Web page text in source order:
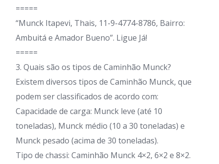
=====
“Munck Itapevi, Thais, 11-9-4774-8786, Bairro:
Ambuitá e Amador Bueno”. Ligue Já!
=====
3. Quais são os tipos de Caminhão Munck?
Existem diversos tipos de Caminhão Munck, que
podem ser classificados de acordo com:
Capacidade de carga: Munck leve (até 10
toneladas), Munck médio (10 a 30 toneladas) e
Munck pesado (acima de 30 toneladas).
Tipo de chassi: Caminhão Munck 4×2, 6×2 e 8×2.